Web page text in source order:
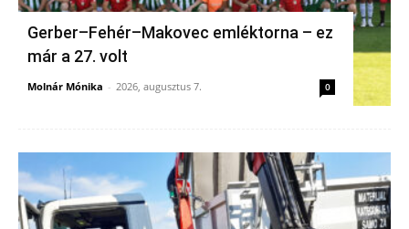
Gerber–Fehér–Makovec emléktorna – ez
már a 27. volt
Molnár Mónika - 2026, augusztus 7. 0